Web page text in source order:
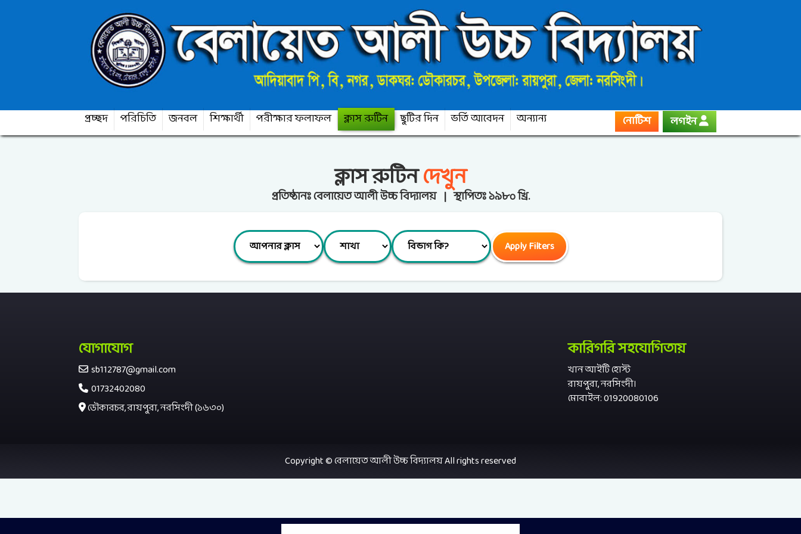
প্রচ্ছদ পরিচিতি জনবল শিক্ষার্থী পরীক্ষার ফলাফল ক্লাস রুটিন ছুটির দিন ভর্তি আবেদন অন্যান্য নোটিশ লগইন
ক্লাস রুটিনদেখুন
প্রতিষ্ঠানঃ বেলায়েত আলী উচ্চ বিদ্যালয় | স্থাপিতঃ ১৯৮০ খ্রি.
যোগাযোগ
sb112787@gmail.com
01732402080
ডৌকারচর, রায়পুরা, নরসিংদী (১৬৩০)
কারিগরি সহযোগিতায়
খান আইটি হোস্ট
রায়পুরা, নরসিংদী।
মোবাইল: 01920080106
Copyright © বেলায়েত আলী উচ্চ বিদ্যালয় All rights reserved